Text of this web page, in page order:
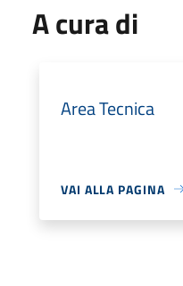
A cura di
Area Tecnica
VAI ALLA PAGINA